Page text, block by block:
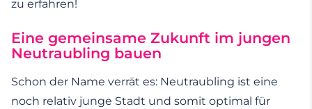
zu erfahren!
Eine gemeinsame Zukunft im jungen
Neutraubling bauen
Schon der Name verrät es: Neutraubling ist eine
noch relativ junge Stadt und somit optimal für